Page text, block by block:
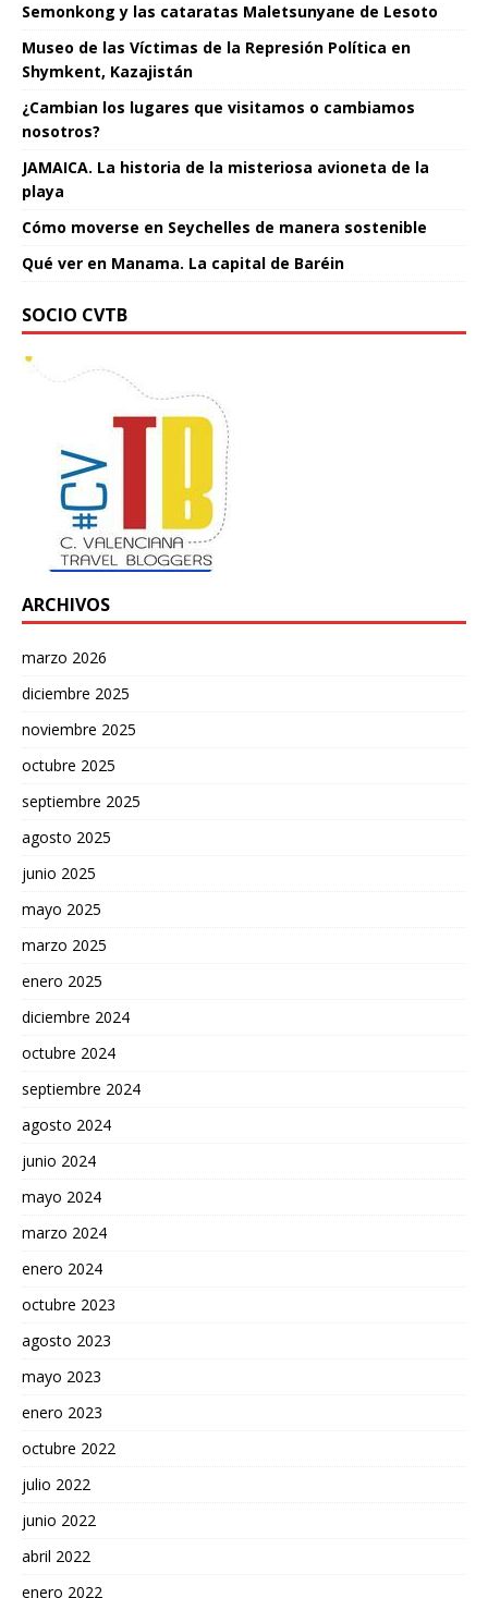
Semonkong y las cataratas Maletsunyane de Lesoto
Museo de las Víctimas de la Represión Política en
Shymkent, Kazajistán
¿Cambian los lugares que visitamos o cambiamos
nosotros?
JAMAICA. La historia de la misteriosa avioneta de la
playa
Cómo moverse en Seychelles de manera sostenible
Qué ver en Manama. La capital de Baréin
SOCIO CVTB
ARCHIVOS
marzo 2026
diciembre 2025
noviembre 2025
octubre 2025
septiembre 2025
agosto 2025
junio 2025
mayo 2025
marzo 2025
enero 2025
diciembre 2024
octubre 2024
septiembre 2024
agosto 2024
junio 2024
mayo 2024
marzo 2024
enero 2024
octubre 2023
agosto 2023
mayo 2023
enero 2023
octubre 2022
julio 2022
junio 2022
abril 2022
enero 2022